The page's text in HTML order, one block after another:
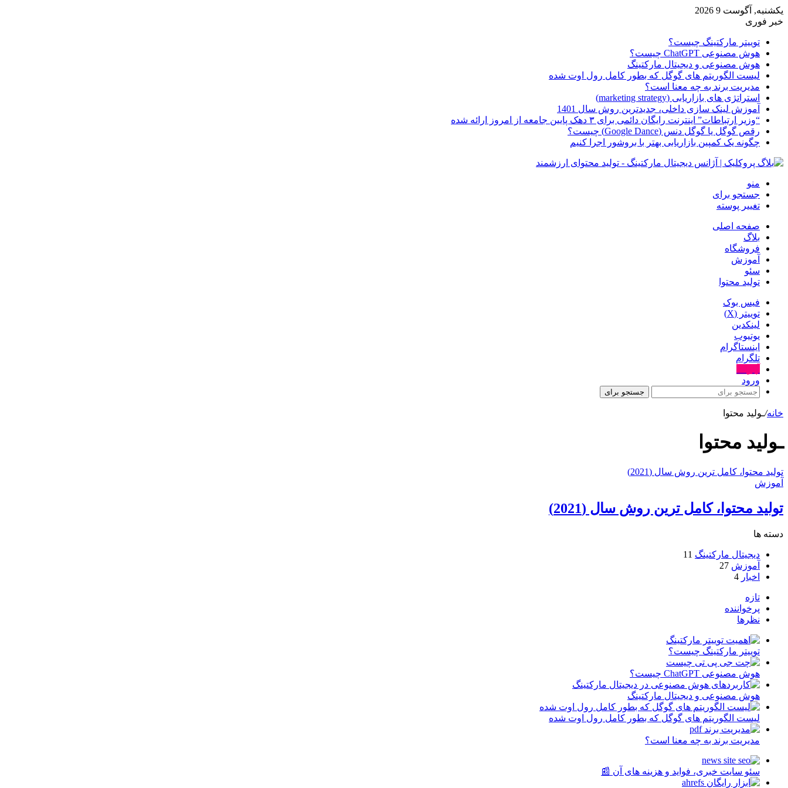
یکشنبه, آگوست 9 2026
خبر فوری
توییتر مارکتینگ چیست؟
هوش مصنوعی ChatGPT چیست؟
هوش مصنوعی و دیجیتال مارکتینگ
لیست الگوریتم های گوگل که بطور کامل رول اوت شده
مدیریت برند به چه معنا است؟
استراتژی های بازاریابی (marketing strategy)
آموزش لینک سازی داخلی، جدیدترین روش سال 1401
“وزیر ارتباطات” اینترنت رایگان دائمی برای ۳ دهک پایین جامعه از امروز ارائه شده
رقص گوگل یا گوگل دنس (Google Dance) چیست؟
چگونه یک کمپین بازاریابی بهتر با بروشور اجرا کنیم
منو
جستجو برای
تغییر پوسته
صفحه اصلی
بلاگ
فروشگاه
آموزش
سئو
تولید محتوا
فیس بوک
توییتر (X)
لینکدین
یوتیوب
اینستاگرام
تلگرام
ورود
جستجو برای
خانه/ـولید محتوا
ـولید محتوا
توليد محتوا، کامل ترین روش سال (2021)
آموزش
توليد محتوا، کامل ترین روش سال (2021)
دسته ها
دیجیتال مارکتینگ 11
آموزش 27
اخبار 4
تازه
پرخواننده
نظرها
توییتر مارکتینگ چیست؟
هوش مصنوعی ChatGPT چیست؟
هوش مصنوعی و دیجیتال مارکتینگ
لیست الگوریتم های گوگل که بطور کامل رول اوت شده
مدیریت برند به چه معنا است؟
سئو سایت خبری، فواید و هزینه های آن 📰